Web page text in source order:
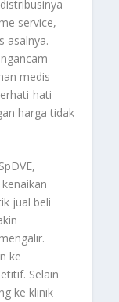
service,
asalnya.
medis
hati
harga tidak
jual beli
ke
Selain
ke klinik